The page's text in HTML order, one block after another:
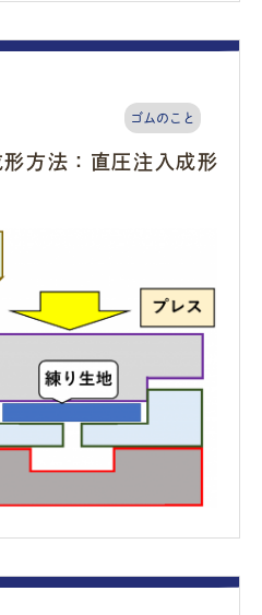
ゴムのこと
方法：直圧注入成形